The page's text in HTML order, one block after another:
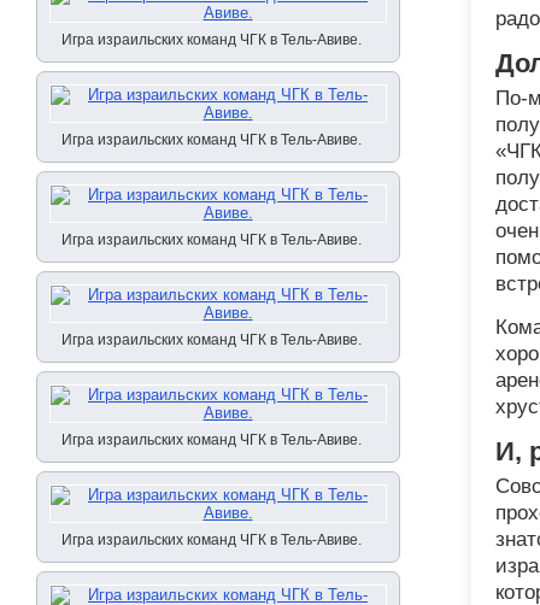
Игра израильских команд ЧГК в Тель-Авиве.
Игра израильских команд ЧГК в Тель-Авиве.
Игра израильских команд ЧГК в Тель-Авиве.
Игра израильских команд ЧГК в Тель-Авиве.
Игра израильских команд ЧГК в Тель-Авиве.
Игра израильских команд ЧГК в Тель-Авиве.
По-
И,